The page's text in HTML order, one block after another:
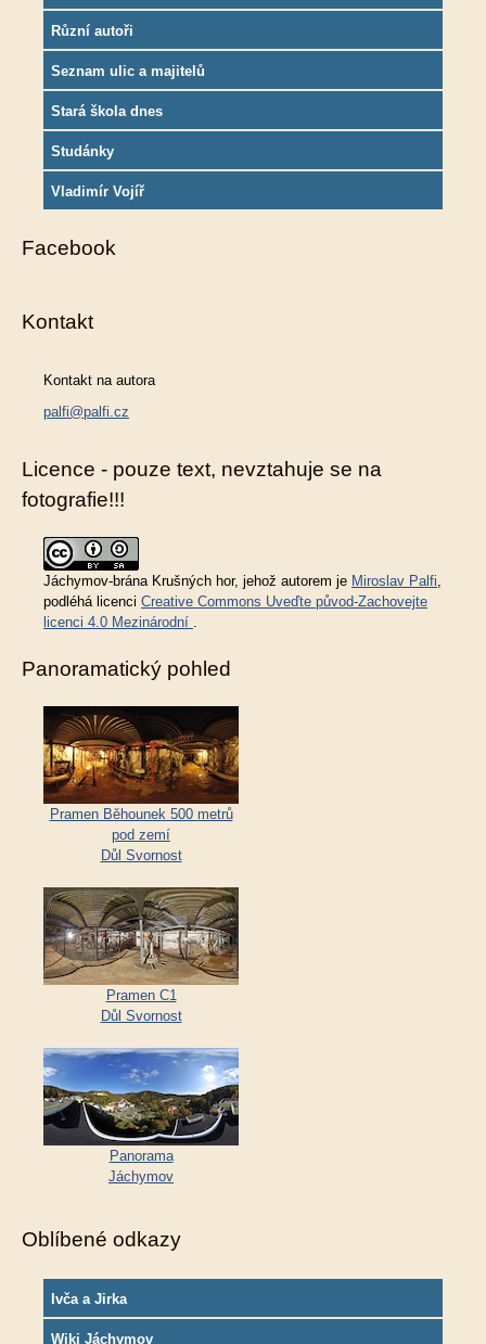
Různí autoři
Seznam ulic a majitelů
Stará škola dnes
Studánky
Vladimír Vojíř
Facebook
Kontakt
Kontakt na autora
palfi@palfi.cz
Licence - pouze text, nevztahuje se na
fotografie!!!
Jáchymov-brána Krušných hor, jehož autorem je Miroslav Palfi
podléhá licenci Creative Commons Uveďte původ-Zachovejte
licenci 4.0 Mezinárodní
Panoramatický pohled
Pramen Běhounek 500 metrů
pod zemí
Důl Svornost
Pramen C1
Důl Svornost
Panorama
Jáchymov
Oblíbené odkazy
Ivča a Jirka
Wiki Jáchymov